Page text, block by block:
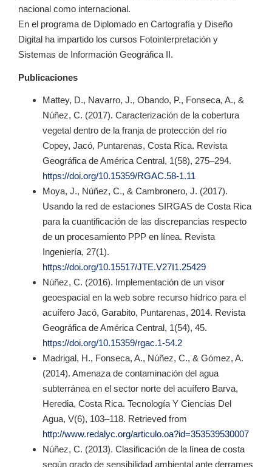
nacional como internacional.
En el programa de Diplomado en Cartografía y Diseño
Digital ha impartido los cursos Fotointerpretación y
Sistemas de Información Geográfica II.
Publicaciones
Mattey, D., Navarro, J., Obando, P., Fonseca, A., &
Núñez, C. (2017). Caracterización de la cobertura
vegetal dentro de la franja de protección del río
Copey, Jacó, Puntarenas, Costa Rica. Revista
Geográfica de América Central, 1(58), 275–294.
https://doi.org/10.15359/RGAC.58-1.11
Moya, J., Núñez, C., & Cambronero, J. (2017).
Usando la red de estaciones SIRGAS de Costa Rica
para la cuantificación de las discrepancias respecto
de un procesamiento PPP en línea. Revista
Ingeniería, 27(1).
https://doi.org/10.15517/JTE.V27I1.25429
Núñez, C. (2016). Implementación de un visor
geoespacial en la web sobre recurso hídrico para el
acuífero Jacó, Garabito, Puntarenas, 2014. Revista
Geográfica de América Central, 1(54), 45.
https://doi.org/10.15359/rgac.1-54.2
Madrigal, H., Fonseca, A., Núñez, C., & Gómez, A.
(2014). Amenaza de contaminación del agua
subterránea en el sector norte del acuífero Barva,
Heredia, Costa Rica. Tecnología Y Ciencias Del
Agua, V(6), 103–118. Retrieved from
http://www.redalyc.org/articulo.oa?id=353539530007
Núñez, C. (2013). Clasificación de la línea de costa
según grado de sensibilidad ambiental ante derrames